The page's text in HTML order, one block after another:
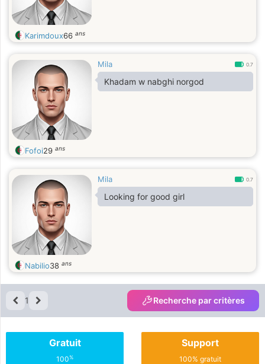
Karimdoux66 ans
Mila 0.7
Khadam w nabghi norgod
Fofoi29 ans
Mila 0.7
Looking for good girl
Nabilio38 ans
1 Recherche par critères
Gratuit
100%
Support
100% gratuit